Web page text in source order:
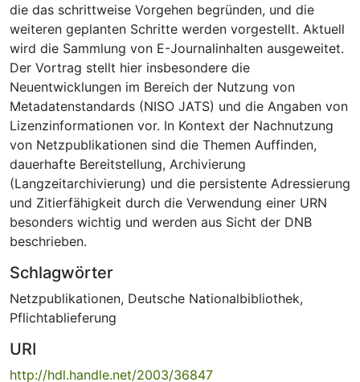
die das schrittweise Vorgehen begründen, und die
weiteren geplanten Schritte werden vorgestellt. Aktuell
wird die Sammlung von E-Journalinhalten ausgeweitet.
Der Vortrag stellt hier insbesondere die
Neuentwicklungen im Bereich der Nutzung von
Metadatenstandards (NISO JATS) und die Angaben von
Lizenzinformationen vor. In Kontext der Nachnutzung
von Netzpublikationen sind die Themen Auffinden,
dauerhafte Bereitstellung, Archivierung
(Langzeitarchivierung) und die persistente Adressierung
und Zitierfähigkeit durch die Verwendung einer URN
besonders wichtig und werden aus Sicht der DNB
beschrieben.
Schlagwörter
Netzpublikationen, Deutsche Nationalbibliothek,
Pflichtablieferung
URI
http://hdl.handle.net/2003/36847